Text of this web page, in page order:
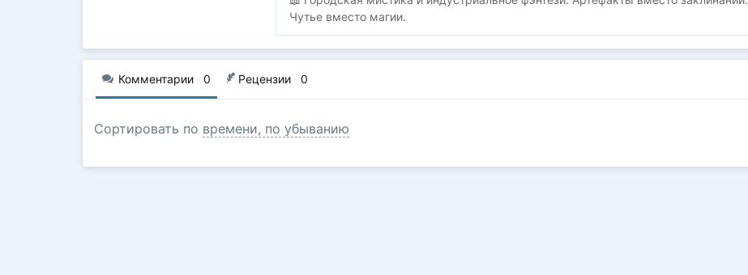
Чутье вместо магии.
Комментарии · 0 Рецензии · 0
Сортировать по времени, по убыванию